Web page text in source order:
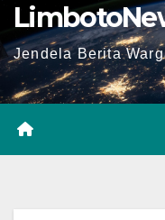
Jendela Berita